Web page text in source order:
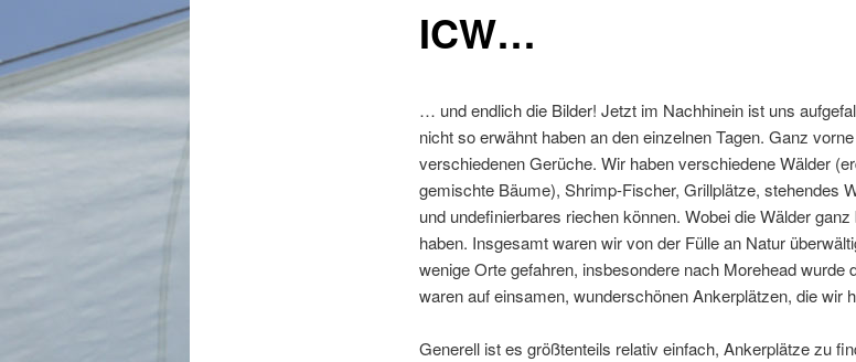
ICW…
… und endlich die Bilder! Jetzt im Nachhinein ist uns
nicht so erwähnt haben an den einzelnen Tagen. Ganz
verschiedenen Gerüche. Wir haben verschiedene Wälder
gemischte Bäume), Shrimp-Fischer, Grillplätze, stehendes
und undefinierbares riechen können. Wobei die Wälder
haben. Insgesamt waren wir von der Fülle an Natur
wenige Orte gefahren, insbesondere nach Morehead wurde
waren auf einsamen, wunderschönen Ankerplätzen, die wir
Generell ist es größtenteils relativ einfach, Ankerplätze zu